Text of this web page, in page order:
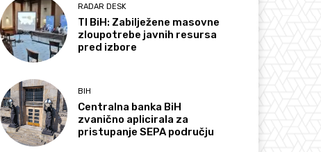
RADAR DESK
TI BiH: Zabilježene masovne
zloupotrebe javnih resursa
pred izbore
BIH
Centralna banka BiH
zvanično aplicirala za
pristupanje SEPA području